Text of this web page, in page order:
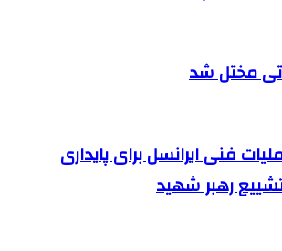
مختل شد
از ۶۰۰۰عملیات فنی ایرانسل برای پایداری
تشییع رهبر شهید